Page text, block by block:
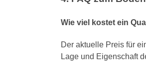
Wie viel kostet ein
Der aktuelle Preis für
Lage und Eigenschaft